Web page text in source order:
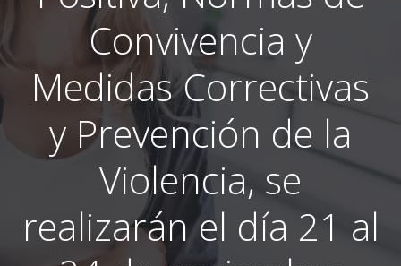
Convivencia y
Medidas Correctivas
y Prevención de la
Violencia, se
realizarán el día 21 al